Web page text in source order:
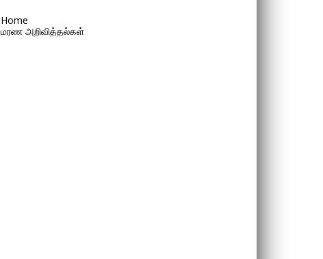
Home
மரண அறிவித்தல்கள்